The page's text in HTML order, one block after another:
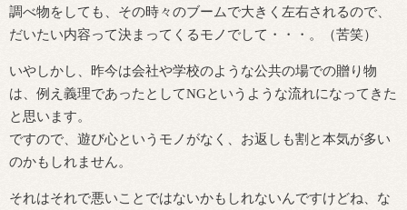
調べ物をしても、その時々のブームで大きく左右されるので、
だいたい内容って決まってくるモノでして・・・。（苦笑）
いやしかし、昨今は会社や学校のような公共の場での贈り物
は、例え義理であったとしてNGというような流れになってきた
と思います。
ですので、遊び心というモノがなく、お返しも割と本気が多い
のかもしれません。
それはそれで悪いことではないかもしれないんですけどね、な